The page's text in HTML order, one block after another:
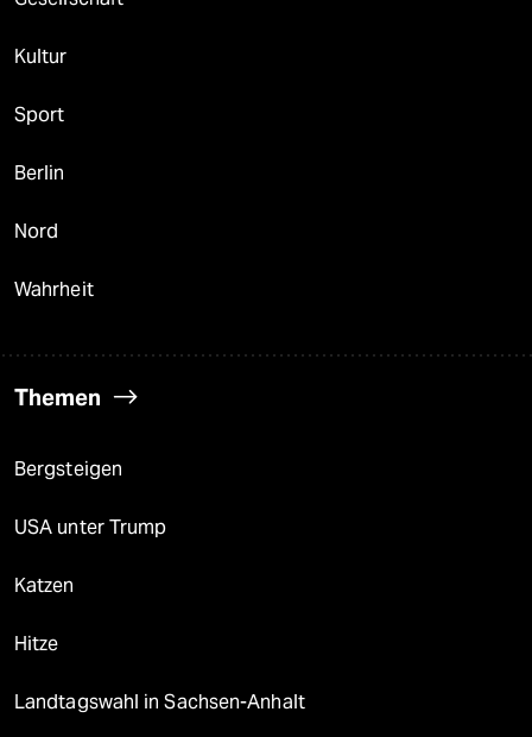
Kultur
Sport
Berlin
Nord
Wahrheit
Themen
Bergsteigen
USA unter Trump
Katzen
Hitze
Landtagswahl in Sachsen-Anhalt